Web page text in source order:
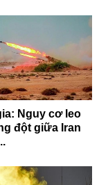
Nguy cơ leo
đột giữa Iran